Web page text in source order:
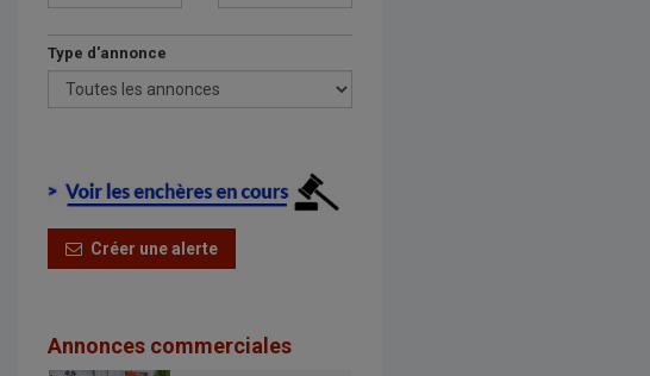
Type d'annonce
Créer une alerte
Annonces commerciales